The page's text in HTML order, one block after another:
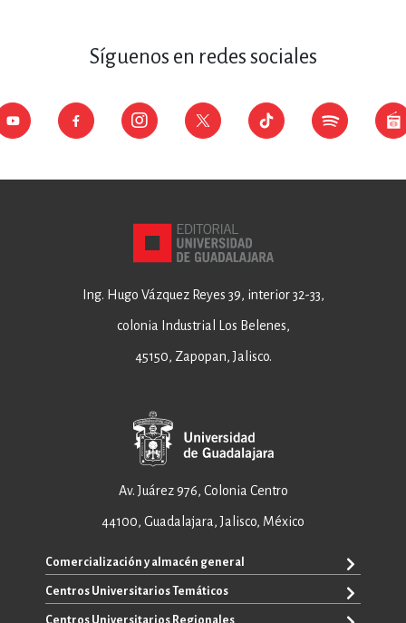
Síguenos en redes sociales
Ing. Hugo Vázquez Reyes 39, interior 32-33,
colonia Industrial Los Belenes,
45150, Zapopan, Jalisco.
Av. Juárez 976, Colonia Centro
44100, Guadalajara, Jalisco, México
Comercialización y almacén general
+52 33 3640 6326
+52 33 3640 4595
Centros Universitarios Temáticos